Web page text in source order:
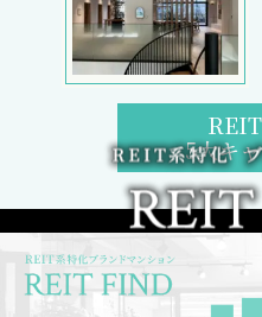
5大キ